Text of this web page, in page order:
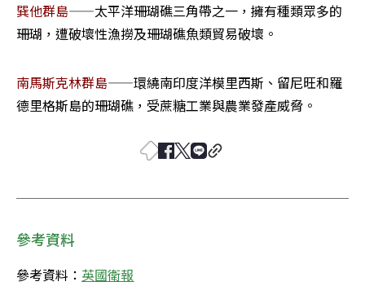
巽他群島——太平洋珊瑚礁三角帶之一，擁有種類眾多的
珊瑚，遭破壞性漁撈及珊瑚礁魚類貿易破壞。
南馬斯克林群島——環繞南印度洋模里西斯、留尼旺和羅
德里格斯島的珊瑚礁，受蔗糖工業與農業發產威脅。
參考資料
參考資料： 英國衛報